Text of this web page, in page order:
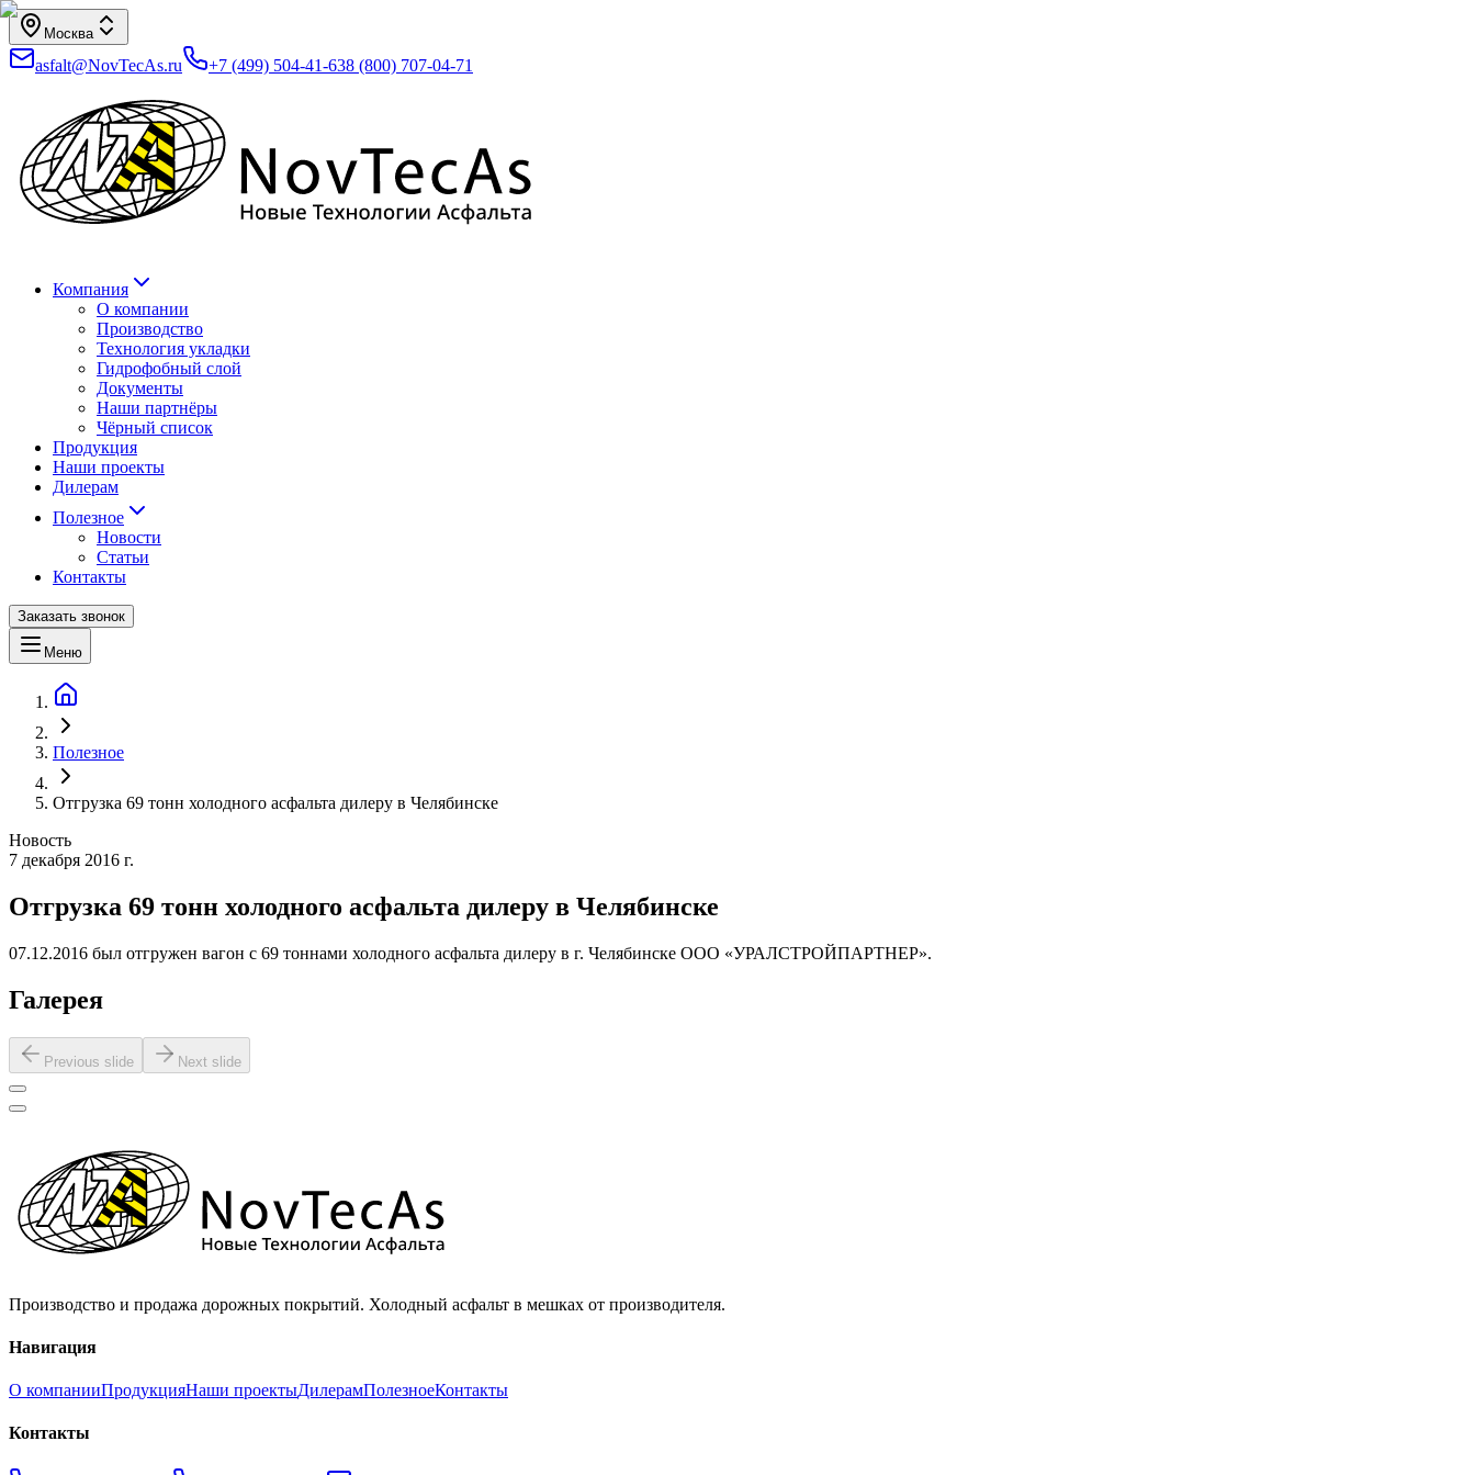
Москва
asfalt@NovTecAs.ru +7 (499) 504-41-638 (800) 707-04-71
Компания
О компании
Производство
Технология укладки
Гидрофобный слой
Документы
Наши партнёры
Чёрный список
Продукция
Наши проекты
Дилерам
Полезное
Новости
Статьи
Контакты
Заказать звонок
Меню
Полезное
Отгрузка 69 тонн холодного асфальта дилеру в Челябинске
Новость
7 декабря 2016 г.
Отгрузка 69 тонн холодного асфальта дилеру в Челябинске
07.12.2016 был отгружен вагон с 69 тоннами холодного асфальта дилеру в г. Челябинске ООО «УРАЛСТРОЙПАРТНЕР».
Галерея
Previous slide Next slide
Производство и продажа дорожных покрытий. Холодный асфальт в мешках от производителя.
Навигация
О компанииПродукцияНаши проектыДилерамПолезноеКонтакты
Контакты